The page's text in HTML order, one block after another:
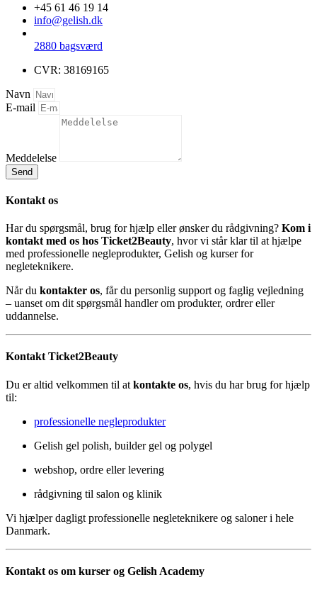
+45 61 46 19 14
info@gelish.dk
2880 bagsværd
CVR: 38169165
Navn
E-mail
Meddelelse
Send
Kontakt os
Har du spørgsmål, brug for hjælp eller ønsker du rådgivning? Kom i
kontakt med os hos Ticket2Beauty, hvor vi står klar til at hjælpe
med professionelle negleprodukter, Gelish og kurser for
negleteknikere.
Når du kontakter os, får du personlig support og faglig vejledning
– uanset om dit spørgsmål handler om produkter, ordrer eller
uddannelse.
Kontakt Ticket2Beauty
Du er altid velkommen til at kontakte os, hvis du har brug for hjælp
til:
professionelle negleprodukter
Gelish gel polish, builder gel og polygel
webshop, ordre eller levering
rådgivning til salon og klinik
Vi hjælper dagligt professionelle negleteknikere og saloner i hele
Danmark.
Kontakt os om kurser og Gelish Academy